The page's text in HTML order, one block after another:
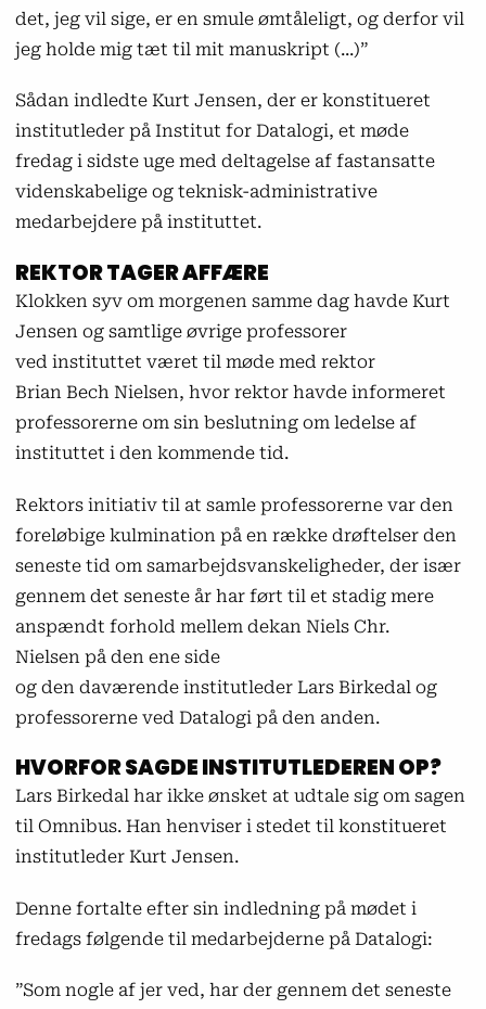
det, jeg vil sige, er en smule ømtåleligt, og derfor vil
jeg holde mig tæt til mit manuskript (...)”
Sådan indledte Kurt Jensen, der er konstitueret
institutleder på Institut for Datalogi, et møde
fredag i sidste uge med deltagelse af fastansatte
videnskabelige og teknisk-administrative
medarbejdere på instituttet.
REKTOR TAGER AFFÆRE
Klokken syv om morgenen samme dag havde Kurt
Jensen og samtlige øvrige professorer
ved instituttet været til møde med rektor
Brian Bech Nielsen, hvor rektor havde informeret
professorerne om sin beslutning om ledelse af
instituttet i den kommende tid.
Rektors initiativ til at samle professorerne var den
foreløbige kulmination på en række drøftelser den
seneste tid om samarbejdsvanskeligheder, der især
gennem det seneste år har ført til et stadig mere
anspændt forhold mellem dekan Niels Chr.
Nielsen på den ene side
og den daværende institutleder Lars Birkedal og
professorerne ved Datalogi på den anden.
HVORFOR SAGDE INSTITUTLEDEREN OP?
Lars Birkedal har ikke ønsket at udtale sig om sagen
til Omnibus. Han henviser i stedet til konstitueret
institutleder Kurt Jensen.
Denne fortalte efter sin indledning på mødet i
fredags følgende til medarbejderne på Datalogi:
”Som nogle af jer ved, har der gennem det seneste